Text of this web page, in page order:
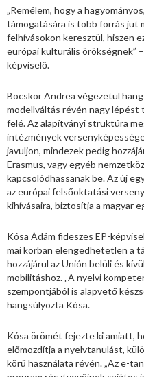
„Remélem, hogy a
támogatására is több forrás jut
felhívásokon keresztül, hiszen
európai kulturális örökségnek”
képviselő.
Bocskor Andrea végezetül
modellváltás révén nagy
felé. Az alapítványi struktúra
intézmények
javuljon, mindezek pedig
Erasmus, vagy egyéb
kapcsolódhassanak be. Az új
az európai felsőoktatási
kihívásaira, biztosítja a magyar
Kósa Ádám fideszes EP-
mai korban elengedhetetlen a
hozzájárul az Unión belüli és
mobilitáshoz. „A nyelvi
szempontjából is alapvető
hangsúlyozta Kósa.
Kósa örömét fejezte ki amiatt,
előmozdítja a nyelvtanulást,
körű használata révén. „Az e-